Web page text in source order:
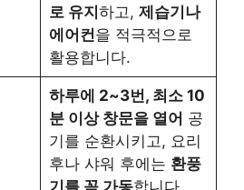
로 유지 하고, 제습기나
에어컨을 적극적으로
활용합니다.
하루에 2~3번, 최소 10
분 이상 창문을 열어 공
기를 순환시키고, 요리
후나 샤워 후에는 환풍